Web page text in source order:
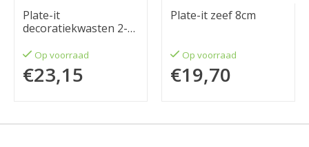
Plate-it
decoratiekwasten 2-
Op voorraad
€23,15
Plate-it zeef 8cm
Op voorraad
€19,70